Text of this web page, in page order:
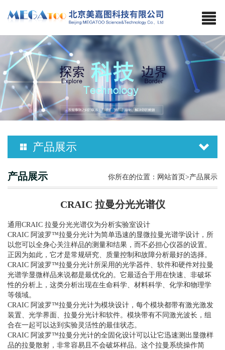
产品展示
产品展示 你所在的位置： 网站首页>产品展示
CRAIC 拉曼分光光谱仪
通用CRAIC 拉曼分光光谱仪为分析实验室设计
CRAIC 阿波罗™拉曼分光计为简单迅速的显微拉曼光谱学设计，所
以您可以全身心关注样品的测量和结果，而不必担心仪器的设置。
正因为如此，它才是常规研究、质量控制和故障分析最好的选择。
CRAIC 阿波罗™拉曼分光计所采用的光学器件、软件和硬件对拉曼
光谱学显微样品来说都是最优化的。它最适合于用在快速、非破坏
性的分析上，这类分析出现在生命科学、材料科学、化学和物理学
等领域。
CRAIC 阿波罗™拉曼分光计为模块设计，每个模块都带有激光激发
装置、光学界面、拉曼分光计和软件。模块带有不同激光波长，组
合在一起可以达到实验灵活性的最佳状态。
CRAIC 阿波罗™拉曼分光计的全固化设计可以让它迅速测出显微样
品的拉曼散射，非常容易且不会破坏样品。这个拉曼系统操作简